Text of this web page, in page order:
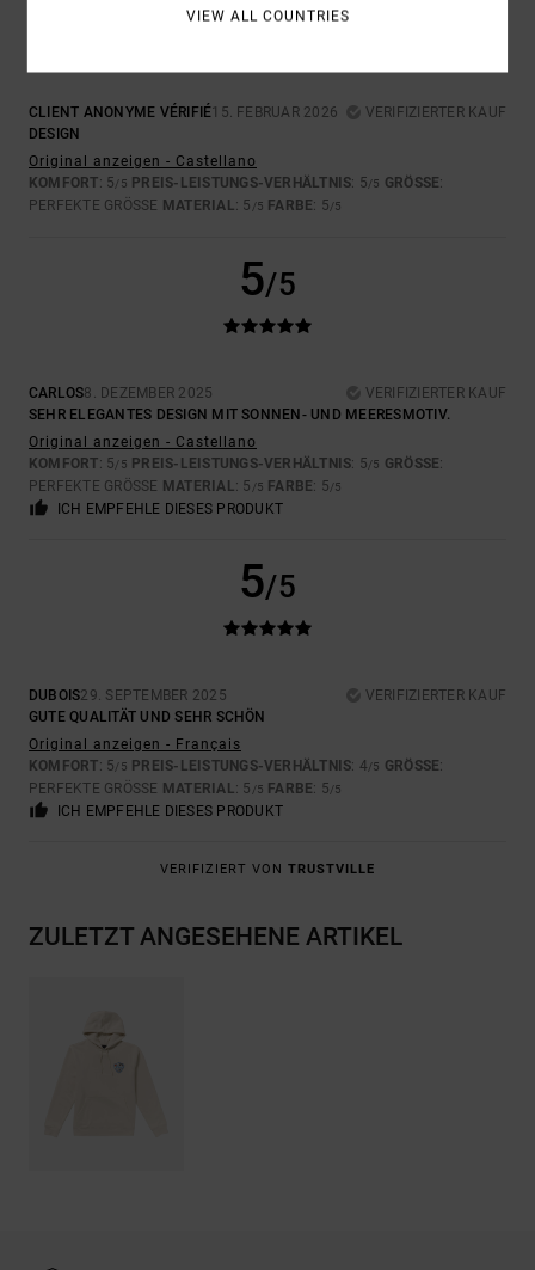
CLIENT ANONYME VÉRIFIÉ15. FEBRUAR 2026
VERIFIZIERTER KAUF
DESIGN
Original anzeigen - Castellano
KOMFORT: 5/5 PREIS-LEISTUNGS-VERHÄLTNIS: 5/5 GRÖSSE :
PERFEKTE GRÖSSE MATERIAL: 5 /5 FARBE: 5/5
5/5
CARLOS8. DEZEMBER 2025
VERIFIZIERTER KAUF
SEHR ELEGANTES DESIGN MIT SONNEN- UND MEERESMOTIV.
Original anzeigen - Castellano
KOMFORT: 5/5 PREIS-LEISTUNGS-VERHÄLTNIS: 5/5 GRÖSSE :
PERFEKTE GRÖSSE MATERIAL: 5 /5 FARBE: 5/5
ICH EMPFEHLE DIESES PRODUKT
5/5
DUBOIS29. SEPTEMBER 2025
VERIFIZIERTER KAUF
GUTE QUALITÄT UND SEHR SCHÖN
Original anzeigen - Français
KOMFORT: 5/5 PREIS-LEISTUNGS-VERHÄLTNIS: 4/5 GRÖSSE :
PERFEKTE GRÖSSE MATERIAL: 5 /5 FARBE: 5/5
ICH EMPFEHLE DIESES PRODUKT
VERIFIZIERT VON TRUSTVILLE
ZULETZT ANGESEHENE ARTIKEL
VIEW ALL COUNTRIES